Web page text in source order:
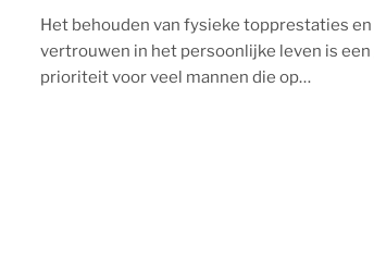
Het behouden van fysieke topprestaties en
vertrouwen in het persoonlijke leven is
prioriteit voor veel mannen die op…